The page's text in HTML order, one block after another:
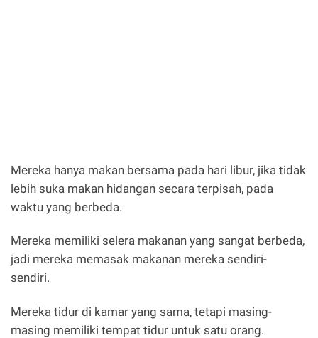
Mereka hanya makan bersama pada hari libur, jika tidak
lebih suka makan hidangan secara terpisah, pada
waktu yang berbeda.
Mereka memiliki selera makanan yang sangat berbeda,
jadi mereka memasak makanan mereka sendiri-
sendiri.
Mereka tidur di kamar yang sama, tetapi masing-
masing memiliki tempat tidur untuk satu orang.